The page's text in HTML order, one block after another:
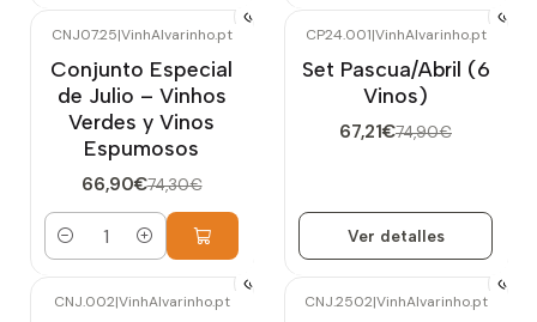
CNJ07.25|VinhAlvarinho.pt
Conjunto Especial
de Julio – Vinhos
Verdes y Vinos
Espumosos
66,90€74,30€
Cantidad
No disponible
CP24.001|VinhAlvarinho.pt
Set Pascua/Abril (6
Vinos)
67,21€74,90€
Ver detalles
CNJ.002|VinhAlvarinho.pt CNJ.2502|VinhAlvarinho.pt